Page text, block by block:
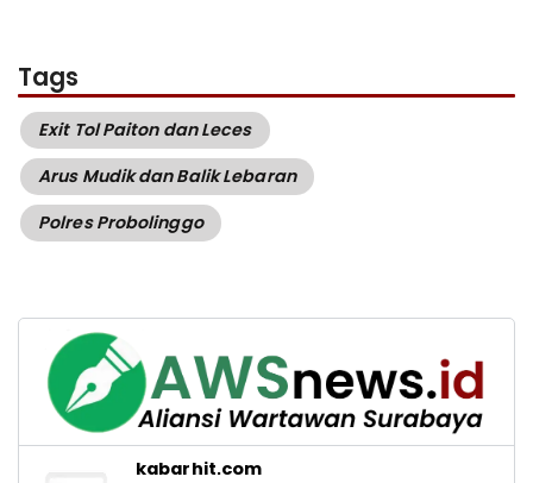
Tags
Exit Tol Paiton dan Leces
Arus Mudik dan Balik Lebaran
Polres Probolinggo
kabarhit.com